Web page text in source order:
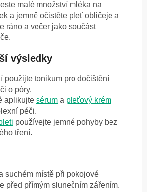
malé množství mléka na
a jemně očistěte pleť obličeje a
ráno a večer jako součást
výsledky
použijte tonikum pro dočištění
o póry.
aplikujte sérum a pleťový krém
péči.
používejte jemné pohyby bez
tření.
suchém místě při pokojové
před přímým slunečním zářením.